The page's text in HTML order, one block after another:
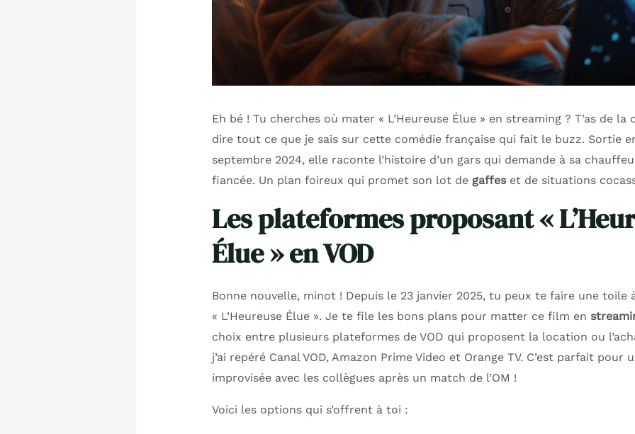
Eh bé ! Tu cherches où mater « L’Heureuse Élue » en streaming ? T’as de la
dire tout ce que je sais sur cette comédie française qui fait le buzz. Sortie
septembre 2024, elle raconte l’histoire d’un gars qui demande à sa
fiancée. Un plan foireux qui promet son lot de gaffeset de situations
Les plateformes proposant «
Élue » en VOD
Bonne nouvelle, minot ! Depuis le 23 janvier 2025, tu peux te faire une toile
« L’Heureuse Élue ». Je te file les bons plans pour matter ce film en
choix entre plusieurs plateformes de VOD qui proposent la location ou
j’ai repéré Canal VOD, Amazon Prime Video et Orange TV. C’est parfait pour
improvisée avec les collègues après un match de l’OM !
Voici les options qui s’offrent à toi :